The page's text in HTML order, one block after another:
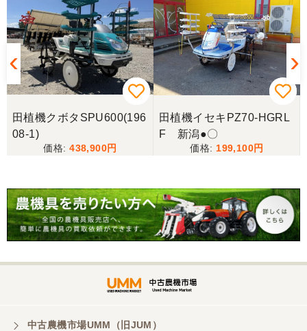
山梨県／じん
整備された中古のバインダーを探していて、金額も
だいたい予算内だったのですぐに決めました！ それ
から陸送が可能という所も大きな決め手で、良い買
い物が出来たと非常に満足しております。
山梨県／今井基史
この度は、迅速な対応ありがとうございました。た
だ、メールに記載の配達の受け取りについてタイム
ラグがあり少しとまどいましたので、星をひとつの
山梨県／
迅速丁寧にご対応くださいました。この度はありが
です。
田植機クボタSPU600(196
08-1)
438,900
田植機イセキPZ70-HGRL
F 新潟●〇
199,100
中古農機市場UMM（旧JUM）